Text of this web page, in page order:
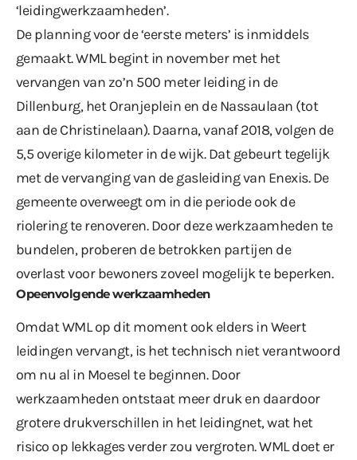
‘leidingwerkzaamheden’.
De planning voor de ‘eerste meters’ is inmiddels
gemaakt. WML begint in november met het
vervangen van zo’n 500 meter leiding in de
Dillenburg, het Oranjeplein en de Nassaulaan (tot
aan de Christinelaan). Daarna, vanaf 2018, volgen de
5,5 overige kilometer in de wijk. Dat gebeurt tegelijk
met de vervanging van de gasleiding van Enexis. De
gemeente overweegt om in die periode ook de
riolering te renoveren. Door deze werkzaamheden te
bundelen, proberen de betrokken partijen de
overlast voor bewoners zoveel mogelijk te beperken.
Opeenvolgende werkzaamheden
Omdat WML op dit moment ook elders in Weert
leidingen vervangt, is het technisch niet verantwoord
om nu al in Moesel te beginnen. Door
werkzaamheden ontstaat meer druk en daardoor
grotere drukverschillen in het leidingnet, wat het
risico op lekkages verder zou vergroten. WML doet er